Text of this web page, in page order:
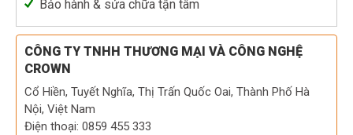
Bảo hành & sửa chữa tận tâm
CÔNG TY TNHH THƯƠNG MẠI VÀ CÔNG NGHỆ
CROWN
Cổ Hiền, Tuyết Nghĩa, Thị Trấn Quốc Oai, Thành Phố Hà
Nội, Việt Nam
Điện thoại: 0859 455 333